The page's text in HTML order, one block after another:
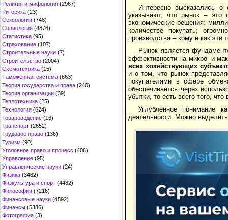
Религия и мифология (2967)
Риторика (23)
Сексология (748)
Социология (4876)
Статистика (95)
Страхование (107)
Строительные науки (7)
Строительство (2004)
Схемотехника (15)
Таможенная система (663)
Теория государства и права (240)
Теория организации (39)
Теплотехника (25)
Технология (624)
Товароведение (16)
Транспорт (2652)
Трудовое право (136)
Туризм (90)
Уголовное право и процесс (406)
Управление (95)
Управленческие науки (24)
Физика (3462)
Физкультура и спорт (4482)
Философия (7216)
Финансовые науки (4592)
Финансы (5386)
Фотография (3)
Интересно высказались
указывают, что рынок – это
экономические решения:
количестве покупать;
производства – кому и как эти
Рынок является
эффективности на микро- и
всех хозяйствующих
и о том, что рынок
покупателями в сфере
обеспечивается через
убытки, то есть всего того,
Углубленное понимание
деятельности. Можно